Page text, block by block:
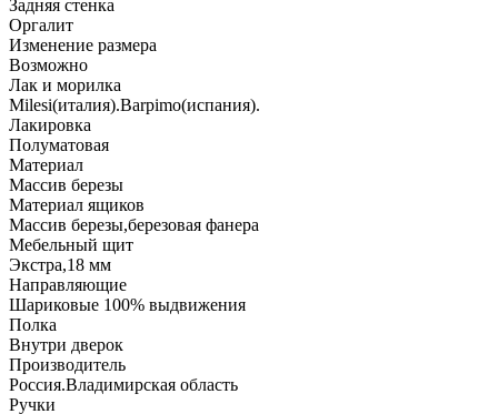
Задняя стенка
Оргалит
Изменение размера
Возможно
Лак и морилка
Milesi(италия).Barpimo(испания).
Лакировка
Полуматовая
Материал
Массив березы
Материал ящиков
Массив березы,березовая фанера
Мебельный щит
Экстра,18 мм
Направляющие
Шариковые 100% выдвижения
Полка
Внутри дверок
Производитель
Россия.Владимирская область
Ручки